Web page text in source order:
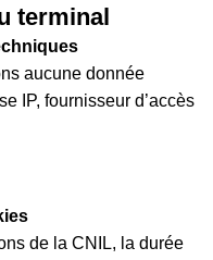
terminal
aucune donnée
IP, fournisseur d’accès
de la CNIL, la durée